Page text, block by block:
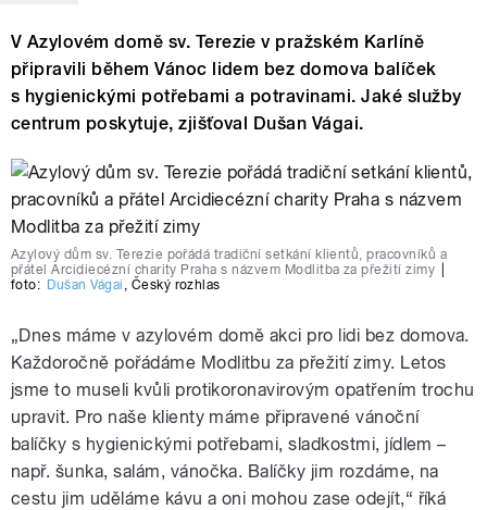
V Azylovém domě sv. Terezie v pražském Karlíně
připravili během Vánoc lidem bez domova balíček
s hygienickými potřebami a potravinami. Jaké služby
centrum poskytuje, zjišťoval Dušan Vágai.
Azylový dům sv. Terezie pořádá tradiční setkání klientů, pracovníků a
přátel Arcidiecézní charity Praha s názvem Modlitba za přežití zimy
foto: Dušan Vágai Český rozhlas
„Dnes máme v azylovém domě akci pro lidi bez domova.
Každoročně pořádáme Modlitbu za přežití zimy. Letos
jsme to museli kvůli protikoronavirovým opatřením trochu
upravit. Pro naše klienty máme připravené vánoční
balíčky s hygienickými potřebami, sladkostmi, jídlem –
např. šunka, salám, vánočka. Balíčky jim rozdáme, na
cestu jim uděláme kávu a oni mohou zase odejít,“ říká